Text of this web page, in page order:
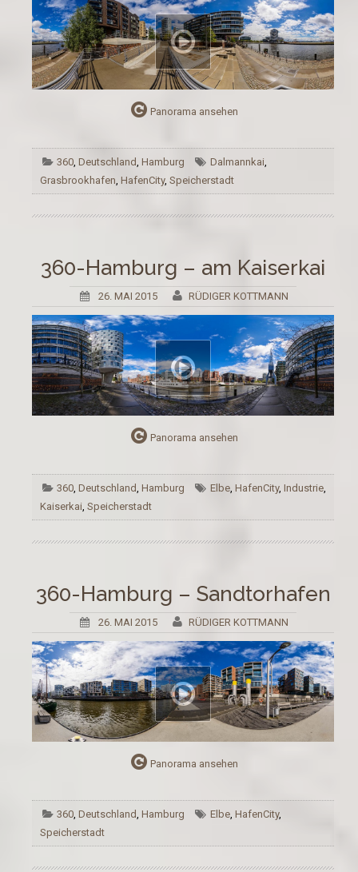
Panorama ansehen
360 ,Deutschland ,Hamburg Dalmannkai
Grasbrookhafen HafenCity, Speicherstadt
360-Hamburg – am Kaiserkai
26. MAI 2015 RÜDIGER KOTTMANN
Panorama ansehen
360 ,Deutschland ,Hamburg Elbe, HafenCity, Industrie,
Kaiserkai Speicherstadt
360-Hamburg – Sandtorhafen
26. MAI 2015 RÜDIGER KOTTMANN
Panorama ansehen
360 ,Deutschland ,Hamburg Elbe, HafenCity,
Speicherstadt